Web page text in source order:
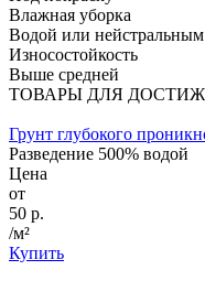
Влажная уборка
Водой или
Износостойкость
Выше средней
ТОВАРЫ ДЛЯ
Грунт глубокого
Разведение 500% водой
Цена
от
50 р.
/м²
Купить